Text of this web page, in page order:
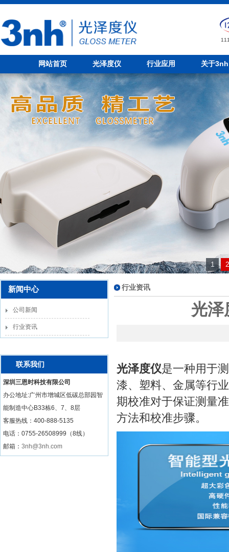
网站首页 光泽度仪 行业应用 关于3nh
1 2
新闻中心
公司新闻
行业资讯
联系我们
深圳三恩时科技有限公司
办公地址:广州市增城区低碳总部园智
能制造中心B33栋6、7、8层
客服热线： 400-888-5135
电话：0755-26508999（8线）
邮箱： 3nh@3nh.com
行业资讯
光泽
光泽度仪是一种用于
漆、塑料、金属等行
期校准对于保证测量
方法和校准步骤。